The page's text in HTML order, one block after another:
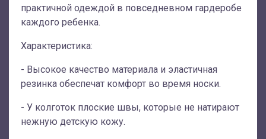
практичной одеждой в повседневном гардеробе
каждого ребенка.
Характеристика:
- Высокое качество материала и эластичная
резинка обеспечат комфорт во время носки.
- У колготок плоские швы, которые не натирают
нежную детскую кожу.